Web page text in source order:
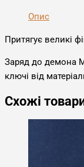
Опис
Притягує великі
Заряд до демона
ключі від
Схожі